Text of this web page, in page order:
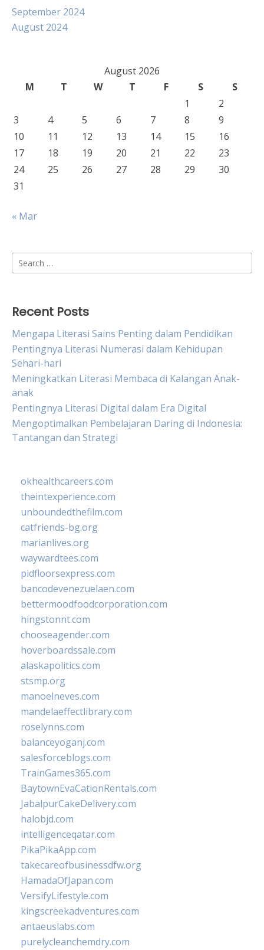
September 2024
August 2024
August 2026
M
T W T F S
S
1
2
3
4 5 6 7 8
9
10
11 12 13 14 15
16
17
18 19 20 21 22
23
24
25 26 27 28 29
30
31
« Mar
Search
for:
Recent Posts
Mengapa Literasi Sains Penting dalam Pendidikan
Pentingnya Literasi Numerasi dalam Kehidupan
Sehari-hari
Meningkatkan Literasi Membaca di Kalangan Anak-
anak
Pentingnya Literasi Digital dalam Era Digital
Mengoptimalkan Pembelajaran Daring di Indonesia:
Tantangan dan Strategi
okhealthcareers.com
theintexperience.com
unboundedthefilm.com
catfriends-bg.org
marianlives.org
waywardtees.com
pidfloorsexpress.com
bancodevenezuelaen.com
bettermoodfoodcorporation.com
hingstonnt.com
chooseagender.com
hoverboardssale.com
alaskapolitics.com
stsmp.org
manoelneves.com
mandelaeffectlibrary.com
roselynns.com
balanceyoganj.com
salesforceblogs.com
TrainGames365.com
BaytownEvaCationRentals.com
JabalpurCakeDelivery.com
halobjd.com
intelligenceqatar.com
PikaPikaApp.com
takecareofbusinessdfw.org
HamadaOfJapan.com
VersifyLifestyle.com
kingscreekadventures.com
antaeuslabs.com
purelycleanchemdry.com